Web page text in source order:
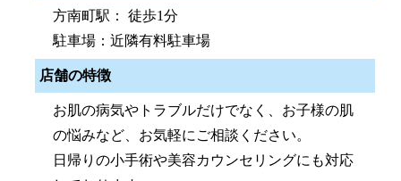
方南町駅： 徒歩1分
駐車場：近隣有料駐車場
店舗の特徴
お肌の病気やトラブルだけでなく、お子様の肌
の悩みなど、お気軽にご相談ください。
日帰りの小手術や美容カウンセリングにも対応